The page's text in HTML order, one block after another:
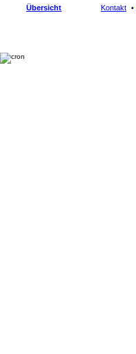
Übersicht Kontakt